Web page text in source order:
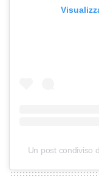
Un post condiviso